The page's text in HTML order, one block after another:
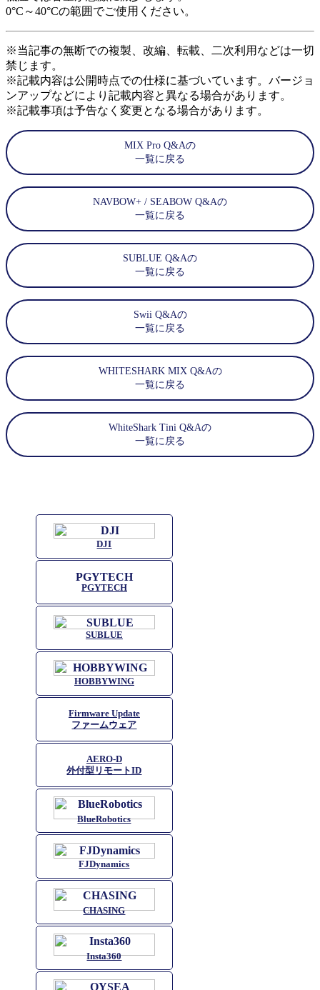
0°C～40°Cの範囲でご使用ください。
※当記事の無断での複製、改編、転載、二次利用などは一切
禁じます。
※記載内容は公開時点での仕様に基づいています。バージョ
ンアップなどにより記載内容と異なる場合があります。
※記載事項は予告なく変更となる場合があります。
MIX Pro Q&Aの
一覧に戻る
NAVBOW+ / SEABOW Q&Aの
一覧に戻る
SUBLUE Q&Aの
一覧に戻る
Swii Q&Aの
一覧に戻る
WHITESHARK MIX Q&Aの
一覧に戻る
WhiteShark Tini Q&Aの
一覧に戻る
DJI
PGYTECH
SUBLUE
HOBBYWING
Firmware Update
ファームウェア
AERO-D
外付型リモートID
BlueRobotics
FJDynamics
CHASING
Insta360